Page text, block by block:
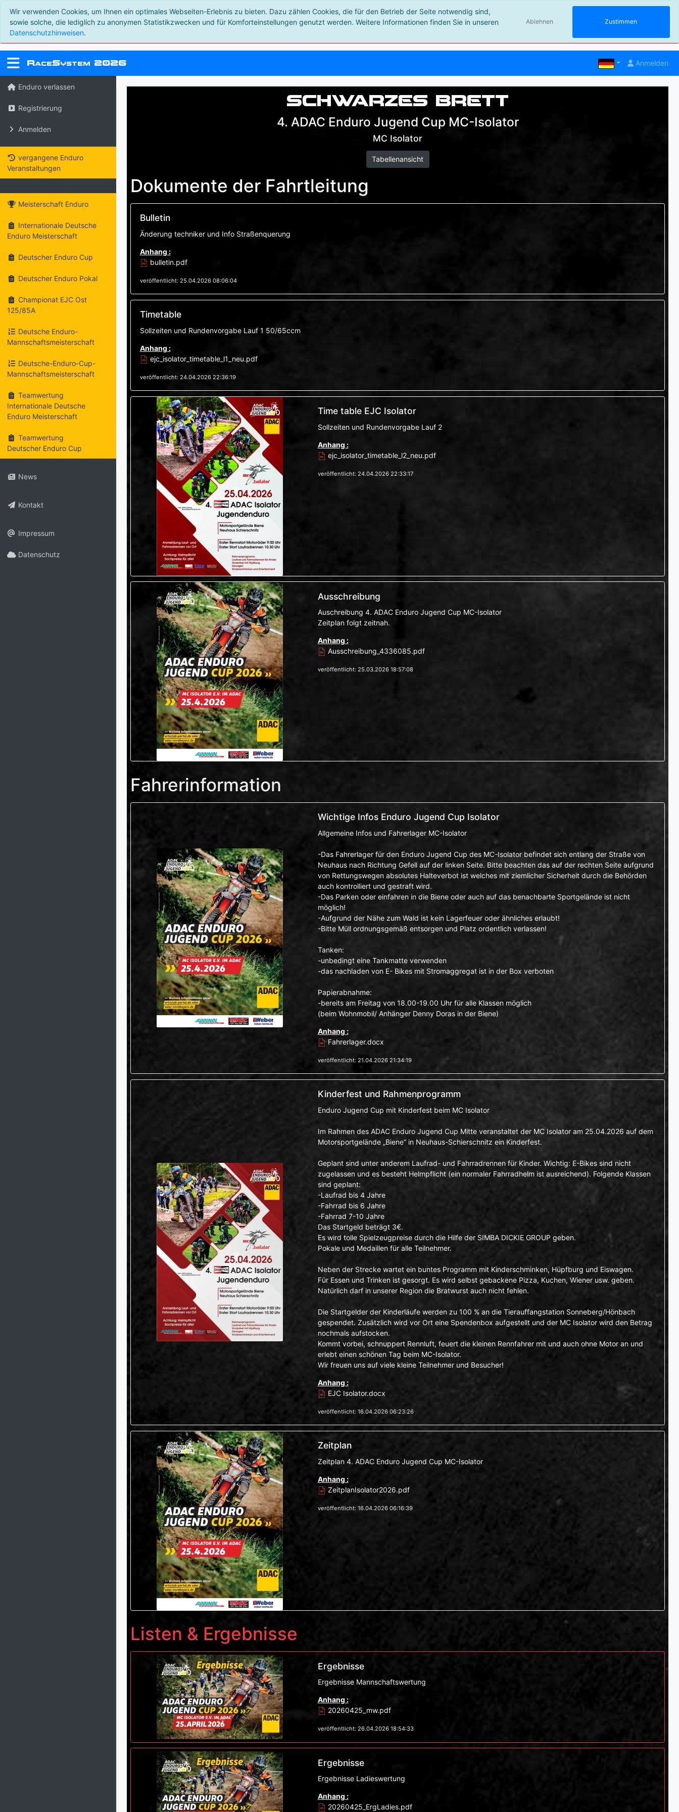
Wir verwenden Cookies, um Ihnen ein optimales Webseiten-Erlebnis zu bieten. Dazu zählen Cookies, die für den Betrieb der Seite notwendig sind,
sowie solche, die lediglich zu anonymen Statistikzwecken und für Komforteinstellungen genutzt werden. Weitere Informationen finden Sie in unseren
Datenschutzhinweisen.
Ablehnen Zustimmen
RaceSystem 2026 Anmelden
Enduro verlassen
Registrierung
Anmelden
vergangene Enduro
Veranstaltungen
Meisterschaft Enduro
Internationale Deutsche
Enduro Meisterschaft
Deutscher Enduro Cup
Deutscher Enduro Pokal
Championat EJC Ost
125/85A
Deutsche Enduro-
Mannschaftsmeisterschaft
Deutsche-Enduro-Cup-
Mannschaftsmeisterschaft
Teamwertung
Internationale Deutsche
Enduro Meisterschaft
Teamwertung
Deutscher Enduro Cup
News
Kontakt
Impressum
Datenschutz
Schwarzes Brett
4. ADAC Enduro Jugend Cup MC-Isolator
MC Isolator
Tabellenansicht
Dokumente der Fahrtleitung
Bulletin
Änderung techniker und Info Straßenquerung
Anhang :
bulletin.pdf
veröffentlicht: 25.04.2026 08:06:04
Timetable
Sollzeiten und Rundenvorgabe Lauf 1 50/65ccm
Anhang :
ejc_isolator_timetable_l1_neu.pdf
veröffentlicht: 24.04.2026 22:36:19
Time table EJC Isolator
Sollzeiten und Rundenvorgabe Lauf 2
Anhang :
ejc_isolator_timetable_l2_neu.pdf
veröffentlicht: 24.04.2026 22:33:17
Ausschreibung
Auschreibung 4. ADAC Enduro Jugend Cup MC-Isolator
Zeitplan folgt zeitnah.
Anhang :
Ausschreibung_4336085.pdf
veröffentlicht: 25.03.2026 18:57:08
Fahrerinformation
Wichtige Infos Enduro Jugend Cup Isolator
Allgemeine Infos und Fahrerlager MC-Isolator
-Das Fahrerlager für den Enduro Jugend Cup des MC-Isolator befindet sich entlang der Straße von
Neuhaus nach Richtung Gefell auf der linken Seite. Bitte beachten das auf der rechten Seite aufgrund
von Rettungswegen absolutes Halteverbot ist welches mit ziemlicher Sicherheit durch die Behörden
auch kontrolliert und gestraft wird.
-Das Parken oder einfahren in die Biene oder auch auf das benachbarte Sportgelände ist nicht
möglich!
-Aufgrund der Nähe zum Wald ist kein Lagerfeuer oder ähnliches erlaubt!
-Bitte Müll ordnungsgemäß entsorgen und Platz ordentlich verlassen!
Tanken:
-unbedingt eine Tankmatte verwenden
-das nachladen von E- Bikes mit Stromaggregat ist in der Box verboten
Papierabnahme:
-bereits am Freitag von 18.00-19.00 Uhr für alle Klassen möglich
(beim Wohnmobil/ Anhänger Denny Doras in der Biene)
Anhang :
Fahrerlager.docx
veröffentlicht: 21.04.2026 21:34:19
Kinderfest und Rahmenprogramm
Enduro Jugend Cup mit Kinderfest beim MC Isolator
Im Rahmen des ADAC Enduro Jugend Cup Mitte veranstaltet der MC Isolator am 25.04.2026 auf dem
Motorsportgelände „Biene“ in Neuhaus-Schierschnitz ein Kinderfest.
Geplant sind unter anderem Laufrad- und Fahrradrennen für Kinder. Wichtig: E-Bikes sind nicht
zugelassen und es besteht Helmpflicht (ein normaler Fahrradhelm ist ausreichend). Folgende Klassen
sind geplant:
-Laufrad bis 4 Jahre
-Fahrrad bis 6 Jahre
-Fahrrad 7-10 Jahre
Das Startgeld beträgt 3€.
Es wird tolle Spielzeugpreise durch die Hilfe der SIMBA DICKIE GROUP geben.
Pokale und Medaillen für alle Teilnehmer.
Neben der Strecke wartet ein buntes Programm mit Kinderschminken, Hüpfburg und Eiswagen.
Für Essen und Trinken ist gesorgt. Es wird selbst gebackene Pizza, Kuchen, Wiener usw. geben.
Natürlich darf in unserer Region die Bratwurst auch nicht fehlen.
Die Startgelder der Kinderläufe werden zu 100 % an die Tierauffangstation Sonneberg/Hönbach
gespendet. Zusätzlich wird vor Ort eine Spendenbox aufgestellt und der MC Isolator wird den Betrag
nochmals aufstocken.
Kommt vorbei, schnuppert Rennluft, feuert die kleinen Rennfahrer mit und auch ohne Motor an und
erlebt einen schönen Tag beim MC-Isolator.
Wir freuen uns auf viele kleine Teilnehmer und Besucher!
Anhang :
EJC Isolator.docx
veröffentlicht: 16.04.2026 06:23:26
Zeitplan
Zeitplan 4. ADAC Enduro Jugend Cup MC-Isolator
Anhang :
ZeitplanIsolator2026.pdf
veröffentlicht: 16.04.2026 06:16:39
Listen & Ergebnisse
Ergebnisse
Ergebnisse Mannschaftswertung
Anhang :
20260425_mw.pdf
veröffentlicht: 26.04.2026 18:54:33
Ergebnisse
Ergebnisse Ladieswertung
Anhang :
20260425_ErgLadies.pdf